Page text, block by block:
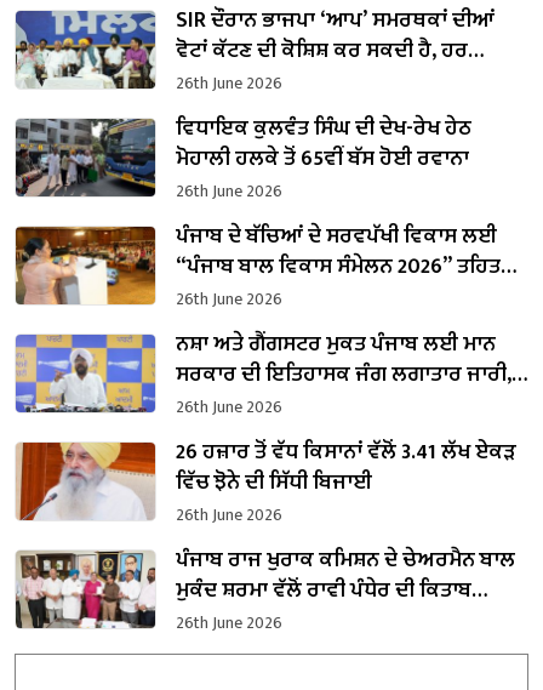
SIR ਦੌਰਾਨ ਭਾਜਪਾ ‘ਆਪ’ ਸਮਰਥਕਾਂ ਦੀਆਂ
ਵੋਟਾਂ ਕੱਟਣ ਦੀ ਕੋਸ਼ਿਸ਼ ਕਰ ਸਕਦੀ ਹੈ, ਹਰ
ਵਲੰਟੀਅਰ ਸੁਚੇਤ ਰਹੇ: ਮੁੱਖ ਮੰਤਰੀ ਭਗਵੰਤ ਮਾਨ
26th June 2026
ਵਿਧਾਇਕ ਕੁਲਵੰਤ ਸਿੰਘ ਦੀ ਦੇਖ-ਰੇਖ ਹੇਠ
ਮੋਹਾਲੀ ਹਲਕੇ ਤੋਂ 65ਵੀਂ ਬੱਸ ਹੋਈ ਰਵਾਨਾ
26th June 2026
ਪੰਜਾਬ ਦੇ ਬੱਚਿਆਂ ਦੇ ਸਰਵਪੱਖੀ ਵਿਕਾਸ ਲਈ
“ਪੰਜਾਬ ਬਾਲ ਵਿਕਾਸ ਸੰਮੇਲਨ 2026” ਤਹਿਤ
“ਨਿੱਕੇ ਕਦਮ, ਵੱਡਾ ਵਿਕਾਸ” ਮੁਹਿੰਮ ਦਾ ਆਗਾਜ਼
26th June 2026
ਨਸ਼ਾ ਅਤੇ ਗੈਂਗਸਟਰ ਮੁਕਤ ਪੰਜਾਬ ਲਈ ਮਾਨ
ਸਰਕਾਰ ਦੀ ਇਤਿਹਾਸਕ ਜੰਗ ਲਗਾਤਾਰ ਜਾਰੀ,
ਹੁਣ ਤੱਕ 7105 ਨਸ਼ਾ ਤਸਕਰ ਗ੍ਰਿਫਤਾਰ : ਕੁਲਦੀਪ
ਧਾਲੀਵਾਲ
26th June 2026
26 ਹਜ਼ਾਰ ਤੋਂ ਵੱਧ ਕਿਸਾਨਾਂ ਵੱਲੋਂ 3.41 ਲੱਖ ਏਕੜ
ਵਿੱਚ ਝੋਨੇ ਦੀ ਸਿੱਧੀ ਬਿਜਾਈ
26th June 2026
ਪੰਜਾਬ ਰਾਜ ਖੁਰਾਕ ਕਮਿਸ਼ਨ ਦੇ ਚੇਅਰਮੈਨ ਬਾਲ
ਮੁਕੰਦ ਸ਼ਰਮਾ ਵੱਲੋਂ ਰਾਵੀ ਪੰਧੇਰ ਦੀ ਕਿਤਾਬ
‘ਲੈਟਰਜ਼ ਟੂ ਮਾਈ ਡੌਟਰਜ਼’ ਲੋਕ ਅਰਪਣ
26th June 2026